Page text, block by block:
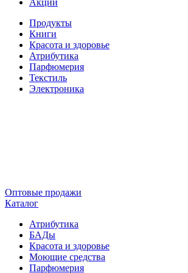
Акции
Продукты
Книги
Красота и здоровье
Атрибутика
Парфюмерия
Текстиль
Электроника
Оптовые продажи
Каталог
Атрибутика
БАДы
Красота и здоровье
Моющие средства
Парфюмерия